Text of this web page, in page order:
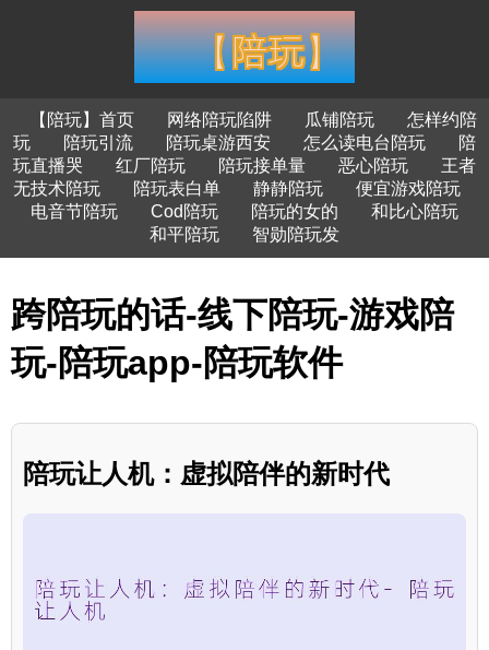
【陪玩】首页 网络陪玩陷阱 瓜铺陪玩
怎样约陪
玩
陪玩引流 陪玩桌游西安 怎么读电台陪玩
陪
玩直播哭
红厂陪玩 陪玩接单量 恶心陪玩
王者
无技术陪玩
陪玩表白单 静静陪玩
便宜游戏陪玩
电音节陪玩
Cod陪玩 陪玩的女的
和比心陪玩
和平陪玩
智勋陪玩发
跨陪玩的话-线下陪玩-游戏陪
玩-陪玩app-陪玩软件
陪玩让人机：虚拟陪伴的新时代